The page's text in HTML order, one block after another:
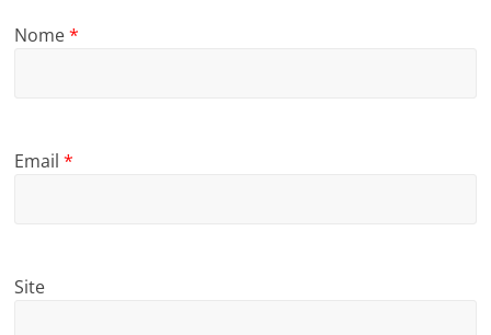
Nome*
Email*
Site